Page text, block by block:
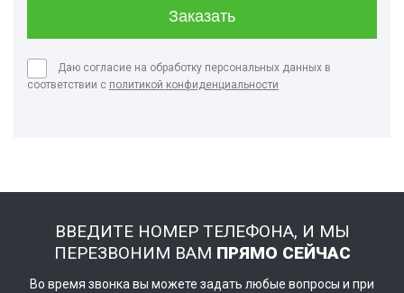
Даю согласие на обработку персональных данных в
соответствии с политикой конфиденциальности
ВВЕДИТЕ НОМЕР ТЕЛЕФОНА, И МЫ
ПЕРЕЗВОНИМ ВАМ ПРЯМО СЕЙЧАС
Во время звонка вы можете задать любые вопросы и при